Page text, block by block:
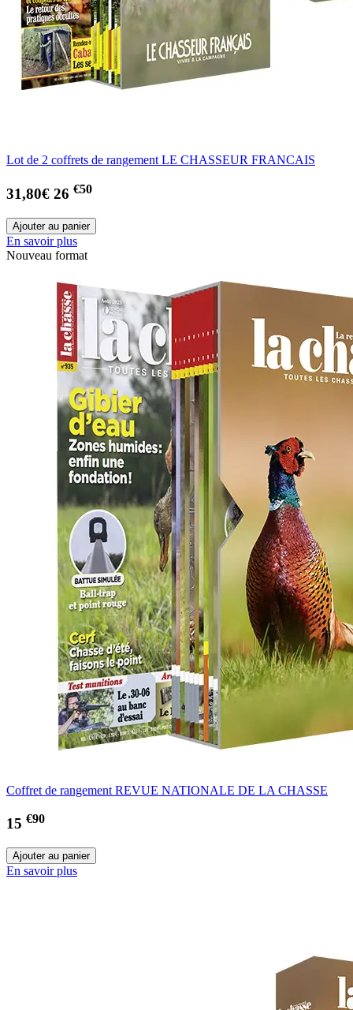
Lot de 2 coffrets de rangement LE CHASSEUR FRANCAIS
31,80€ 26 €50
En savoir plus
Nouveau format
Coffret de rangement REVUE NATIONALE DE LA CHASSE
15 €90
En savoir plus